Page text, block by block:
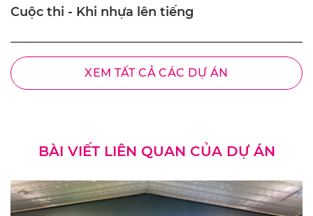
Cuộc thi - Khi nhựa lên tiếng
XEM TẤT CẢ CÁC DỰ ÁN
BÀI VIẾT LIÊN QUAN CỦA DỰ ÁN